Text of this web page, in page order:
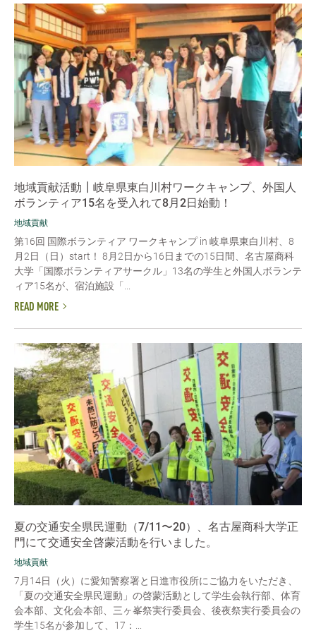
地域貢献活動┃岐阜県東白川村ワークキャンプ、外国人
ボランティア15名を受入れて8月2日始動！
地域貢献
第16回 国際ボランティア ワークキャンプ in 岐阜県東白川村、8
月2日（日）start！ 8月2日から16日までの15日間、名古屋商科
大学「国際ボランティアサークル」13名の学生と外国人ボランテ
ィア15名が、宿泊施設「...
READ MORE
夏の交通安全県民運動（7/11〜20）、名古屋商科大学正
門にて交通安全啓蒙活動を行いました。
地域貢献
7月14日（火）に愛知警察署と日進市役所にご協力をいただき、
「夏の交通安全県民運動」の啓蒙活動として学生会執行部、体育
会本部、文化会本部、三ヶ峯祭実行委員会、後夜祭実行委員会の
学生15名が参加して、17：...